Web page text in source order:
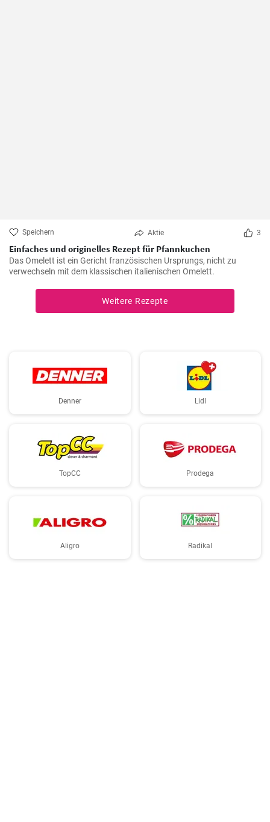
Speichern Aktie 3
Einfaches und originelles Rezept für Pfannkuchen
Das Omelett ist ein Gericht französischen Ursprungs, nicht zu
verwechseln mit dem klassischen italienischen Omelett.
Weitere Rezepte
Denner Lidl
TopCC Prodega
Aligro Radikal